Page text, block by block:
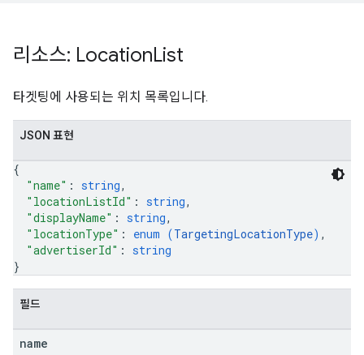
리소스: LocationList
타겟팅에 사용되는 위치 목록입니다.
JSON 표현
{
"name" : string,
"locationListId" : string,
"displayName" : string,
"locationType" : enum (TargetingLocationType) ,
"advertiserId" : string
}
필드
name